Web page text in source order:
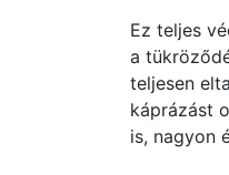
Ez teljes
a
teljesen
káprázást
is, nagyon